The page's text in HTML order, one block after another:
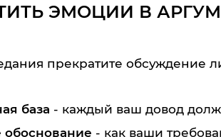
ЭМОЦИИ В
прекратите обсуждение
база - каждый ваш довод
- как ваши